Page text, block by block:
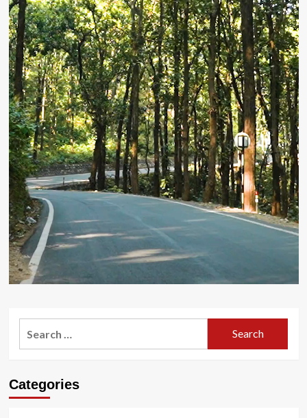
Categories